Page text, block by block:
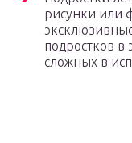
рисунки или
подростков в
сложных в